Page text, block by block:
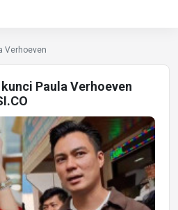
Verhoeven
Paula Verhoeven